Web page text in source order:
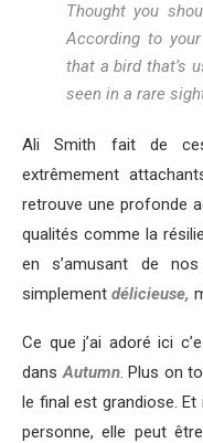
Thought you
According to
that a bird that’s
seen in a rare
Ali Smith fait de
extrêmement
retrouve une profonde
qualités comme la
en s’amusant de
simplement délicieuse,
Ce que j’ai adoré ici
dansAutumn. Plus on
le final est grandiose. Et
personne, elle peut